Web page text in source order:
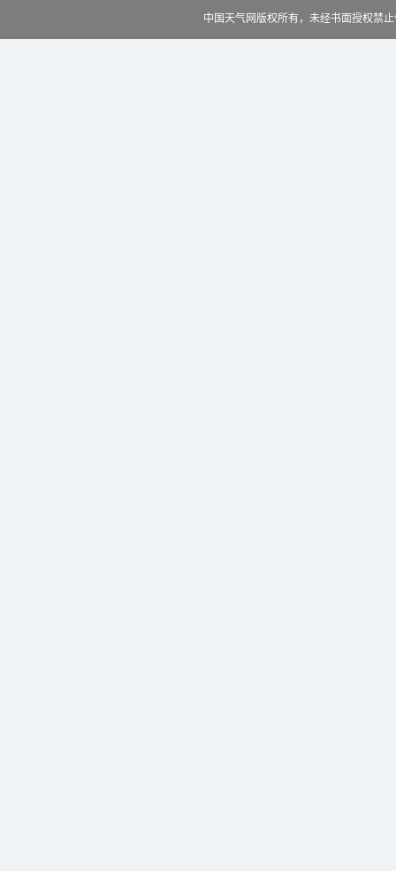
中国天气网版权所有，未经书面授权